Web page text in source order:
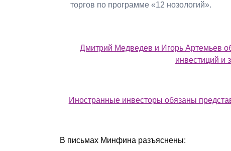
торгов по программе «12 нозологий».
Дмитрий Медведев и Игорь Артемьев
инвестиций и
Иностранные инвесторы обязаны
В письмах Минфина разъяснены: